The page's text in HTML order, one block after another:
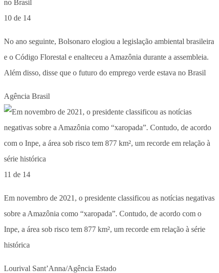
10 de 14
No ano seguinte, Bolsonaro elogiou a legislação ambiental brasileira
e o Código Florestal e enalteceu a Amazônia durante a assembleia.
Além disso, disse que o futuro do emprego verde estava no Brasil
Agência Brasil
11 de 14
Em novembro de 2021, o presidente classificou as notícias negativas
sobre a Amazônia como “xaropada”. Contudo, de acordo com o
Inpe, a área sob risco tem 877 km², um recorde em relação à série
histórica
Lourival Sant’Anna/Agência Estado